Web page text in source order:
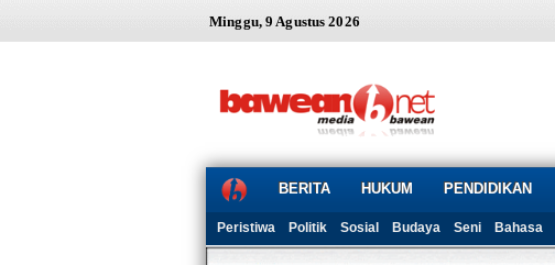
Minggu, 9 Agustus 2026
BERITA HUKUM PENDIDIKAN
Peristiwa Politik Sosial Budaya Seni Bahasa